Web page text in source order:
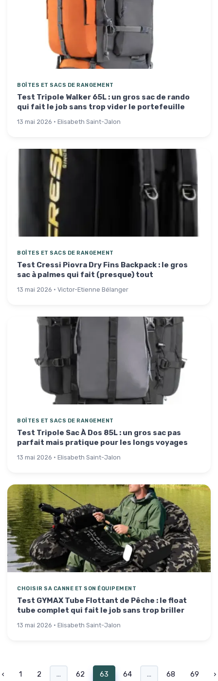
BOÎTES ET SACS DE RANGEMENT
Test Tripole Walker 65L : un gros sac de rando
qui fait le job sans trop vider le portefeuille
13 mai 2026 · Elisabeth Saint-Jalon
BOÎTES ET SACS DE RANGEMENT
Test Cressi Piovra Dry Fins Backpack : le gros
sac à palmes qui fait (presque) tout
13 mai 2026 · Victor-Etienne Bélanger
BOÎTES ET SACS DE RANGEMENT
Test Tripole Sac À Dos 85L : un gros sac pas
parfait mais pratique pour les longs voyages
13 mai 2026 · Elisabeth Saint-Jalon
CHOISIR SA CANNE ET SON ÉQUIPEMENT
Test GYMAX Tube Flottant de Pêche : le float
tube complet qui fait le job sans trop briller
13 mai 2026 · Elisabeth Saint-Jalon
‹ 1 2 ... 62 63 64 ... 68 69 ›